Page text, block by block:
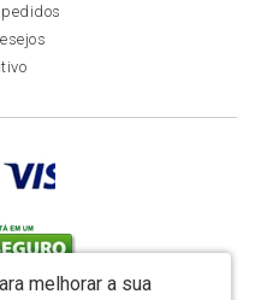
melhorar a sua